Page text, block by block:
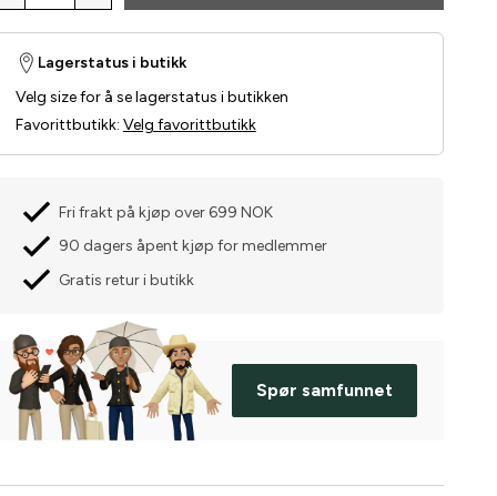
Lagerstatus i butikk
Velg size for å se lagerstatus i butikken
Favorittbutikk: Velg favorittbutikk
Fri frakt på kjøp over 699 NOK
90 dagers åpent kjøp for medlemmer
Gratis retur i butikk
Spør samfunnet